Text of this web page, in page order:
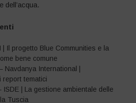
dell’acqua.
| Il progetto Blue Communities e la
bene comune
Navdanya International |
report tematici
ISDE | La gestione ambientale delle
Tuscia